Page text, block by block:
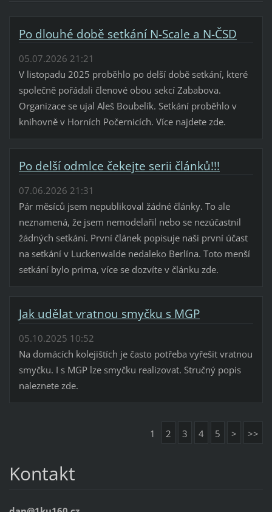
Po dlouhé době setkání N-Scale a N-ČSD
05.07.2026 21:21
V listopadu 2025 proběhlo po delší době setkání, které
společně pořádali členové obou sekcí Zababova.
Organizace se ujal Aleš Boubelík. Setkání proběhlo v
knihovně v Horních Počernicích. Více najdete zde.
Po delší odmlce čekejte serii článků!!!
07.06.2026 21:31
Pár měsíců jsem nepublikoval žádné články. To ale
neznamená, že jsem nemodelařil nebo se nezúčastnil
žádných setkání. První článek popisuje naši první účast
na setkání v Luckenwalde nedaleko Berlína. Toto menší
setkání bylo prima, více se dozvíte v článku zde.
Jak udělat vratnou smyčku s MGP
05.10.2025 10:52
Na domácích kolejištích je často potřeba vyřešit vratnou
smyčku. I s MGP lze smyčku realizovat. Stručný popis
naleznete zde.
1 2 3 4 5 > >>
Kontakt